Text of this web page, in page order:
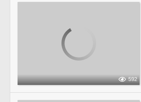
592